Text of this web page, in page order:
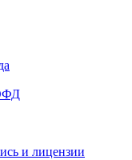
и лицензии